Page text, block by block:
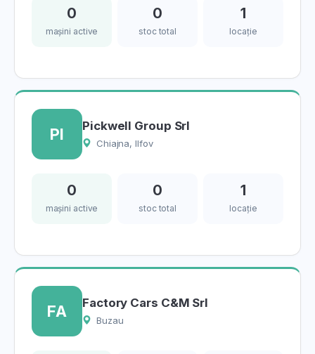
0
mașini active
0
stoc total
1
locație
PI Pickwell Group Srl
Chiajna, Ilfov
0
mașini active
0
stoc total
1
locație
FA Factory Cars C&M Srl
Buzau